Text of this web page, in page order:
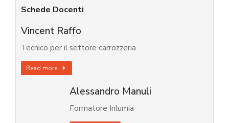
Schede Docenti
Vincent Raffo
Tecnico per il settore carrozzeria
Read more
Alessandro Manuli
Formatore Inlumia